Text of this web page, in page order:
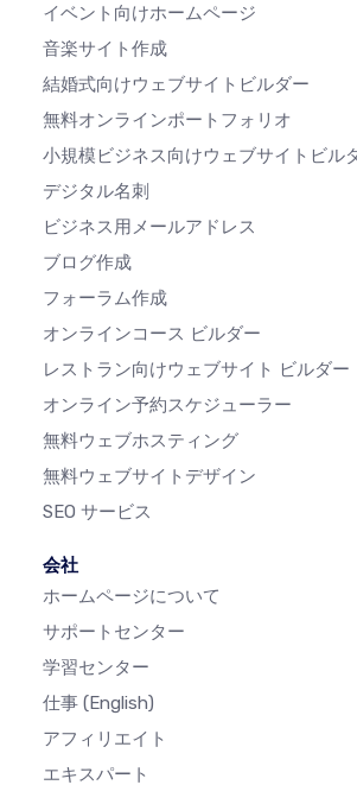
イベント向けホームページ
音楽サイト作成
結婚式向けウェブサイトビルダー
無料オンラインポートフォリオ
小規模ビジネス向けウェブサイトビル
デジタル名刺
ビジネス用メールアドレス
ブログ作成
フォーラム作成
オンラインコース ビルダー
レストラン向けウェブサイト ビルダー
オンライン予約スケジューラー
無料ウェブホスティング
無料ウェブサイトデザイン
SEO サービス
会社
ホームページについて
サポートセンター
学習センター
仕事 (English)
アフィリエイト
エキスパート